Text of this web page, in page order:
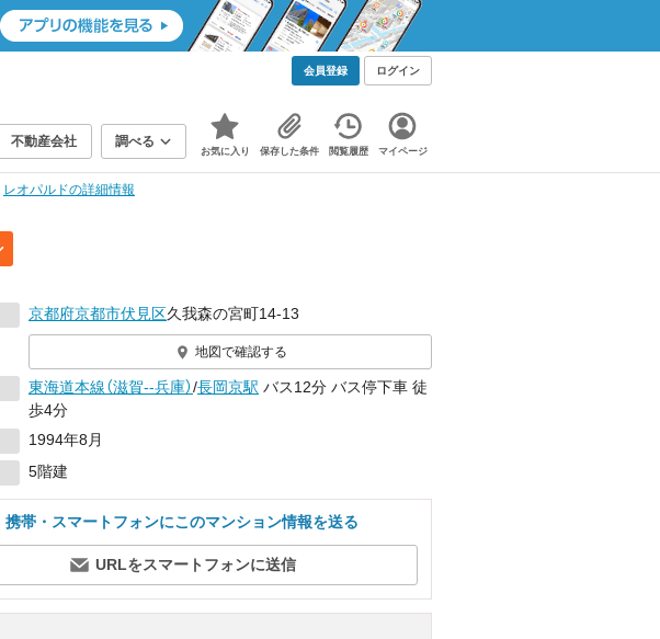
会員登録 ログイン
不動産会社 調べる
お気に入り 保存した条件 閲覧履歴 マイページ
レオパルドの詳細情報
京都府京都市伏見区久我森の宮町14‐13
地図で確認する
東海道本線（滋賀--兵庫）/長岡京駅 バス12分 バス停下車 徒
歩4分
1994年8月
5階建
携帯・スマートフォンにこのマンション情報を送る
URLをスマートフォンに送信